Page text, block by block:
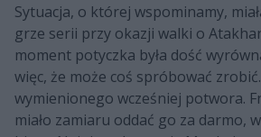
Sytuacja, o której wspominamy,
grze serii przy okazji walki o
moment potyczka była dość
więc, że może coś spróbować
wymienionego wcześniej potwora.
miało zamiaru oddać go za darmo,